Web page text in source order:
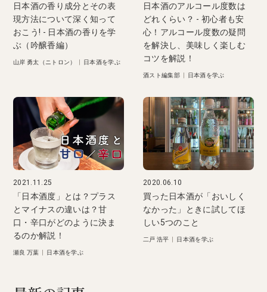
日本酒の香り成分とその表
現方法について深く知って
おこう! - 日本酒の香りを学
ぶ（吟醸香編）
山岸 勇太（ニトロン） 日本酒を学ぶ
日本酒のアルコール度数は
どれくらい？ - 初心者も安
心！アルコール度数の疑問
を解決し、美味しく楽しむ
コツを解説！
酒スト編集部 日本酒を学ぶ
2021.11.25
「日本酒度」とは？プラス
とマイナスの違いは？甘
口・辛口がどのように決ま
るのか解説！
瀬良 万葉 日本酒を学ぶ
2020.06.10
買った日本酒が「おいしく
なかった」ときに試してほ
しい5つのこと
二戸 浩平 日本酒を学ぶ